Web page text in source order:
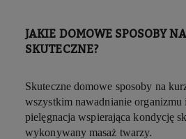
JAKIE DOMOWE SPOSOBY
SKUTECZNE?
Skuteczne domowe sposoby na
wszystkim nawadnianie organizmu
pielęgnacja wspierająca kondycję
wykonywany masaż twarzy.